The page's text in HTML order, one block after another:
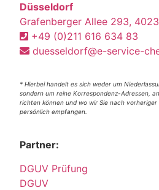
Düsseldorf
Grafenberger Allee 293,
+49 (0)211 616 634 83
duesseldorf@e-service-
* Hierbei handelt es sich weder um
sondern um reine Korrespondenz-Adressen,
richten können und wo wir Sie nach
persönlich empfangen.
Partner:
DGUV Prüfung
DGUV